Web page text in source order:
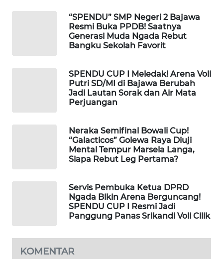
“SPENDU” SMP Negeri 2 Bajawa
Resmi Buka PPDB! Saatnya
Generasi Muda Ngada Rebut
Bangku Sekolah Favorit
SPENDU CUP I Meledak! Arena Voli
Putri SD/MI di Bajawa Berubah
Jadi Lautan Sorak dan Air Mata
Perjuangan
Neraka Semifinal Bowali Cup!
“Galacticos” Golewa Raya Diuji
Mental Tempur Marsela Langa,
Siapa Rebut Leg Pertama?
Servis Pembuka Ketua DPRD
Ngada Bikin Arena Berguncang!
SPENDU CUP I Resmi Jadi
Panggung Panas Srikandi Voli Cilik
KOMENTAR
FORWAMKI
FORJASIDA
NEWS
SIBARAGAS